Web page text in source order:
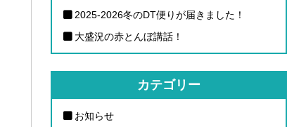
2025-2026冬のDT便りが届きました！
大盛況の赤とんぼ講話！
カテゴリー
お知らせ